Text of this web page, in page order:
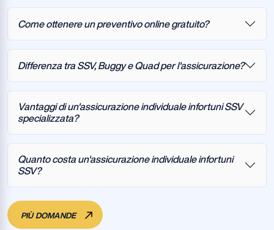
Come ottenere un preventivo online gratuito?
Differenza tra SSV, Buggy e Quad per l'assicurazione?
Vantaggi di un'assicurazione individuale infortuni SSV
specializzata?
Quanto costa un'assicurazione individuale infortuni
SSV?
PIÙ DOMANDE